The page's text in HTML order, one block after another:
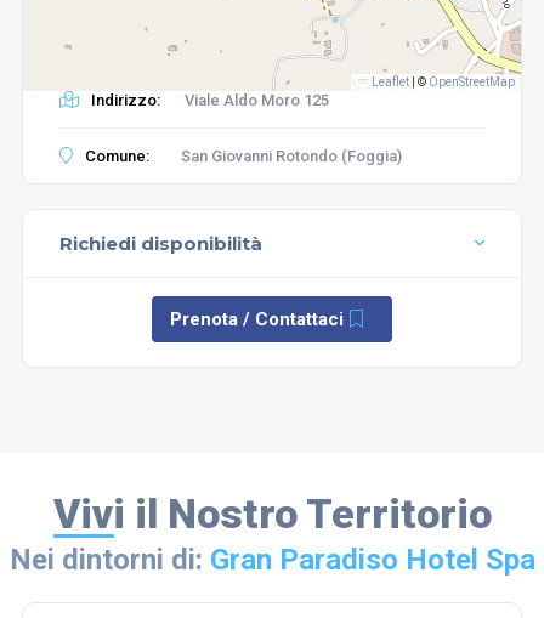
Leaflet © OpenStreetMap
Indirizzo: Viale Aldo Moro 125
Comune: San Giovanni Rotondo (Foggia)
Richiedi disponibilità
Prenota / Contattaci
Vivi il Nostro Territorio
Nei dintorni di: Gran Paradiso Hotel Spa